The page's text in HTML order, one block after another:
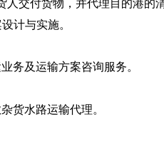
交付货物，并代理目的港的
计与实施。
务及运输方案咨询服务。
货水路运输代理。